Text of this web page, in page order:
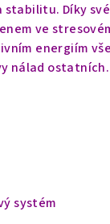
Díky
ve
energiím
nálad ostatních.
systém